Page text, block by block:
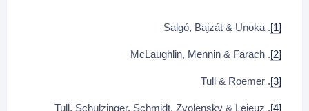
[1]
. Salgó, Bajzát & Unoka
[2]
. McLaughlin, Mennin & Farach
[3]
. Tull & Roemer
[4]
. Tull, Schulzinger, Schmidt, Zvolensky & Lejeuz